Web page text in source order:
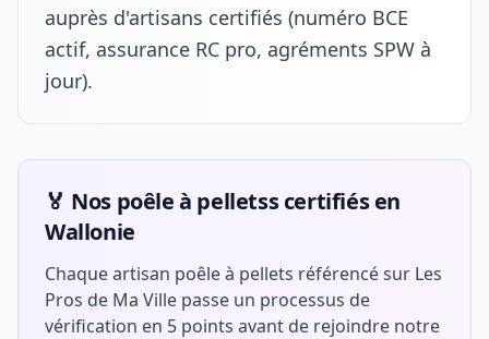
auprès d'artisans certifiés (numéro BCE
actif, assurance RC pro, agréments SPW à
jour).
🏅 Nos poêle à pelletss certifiés en
Wallonie
Chaque artisan poêle à pellets référencé sur Les
Pros de Ma Ville passe un processus de
vérification en 5 points avant de rejoindre notre